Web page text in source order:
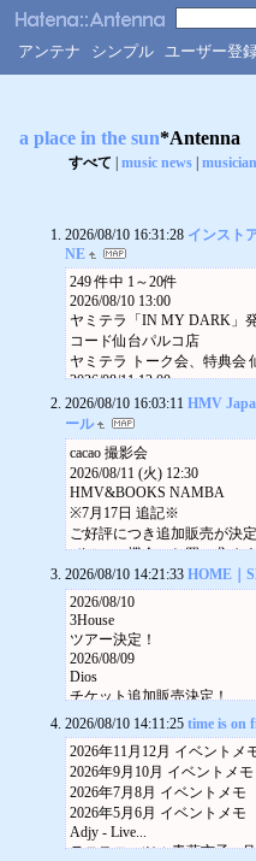
アンテナ シンプル ユーザー登
a place in the sun*Antenna
すべて | music news| musician
2026/08/10 16:31:28 インスト
NE
249 件中 1～20件
2026/08/10 13:00
ヤミテラ「IN MY DARK」
コード仙台パルコ店
ヤミテラ トーク会、特典会
2026/08/11 12:00
BEST ALBUM『Who am I ?
＆特典会@広島駅南口地下広
杉本琢弥 ミニライブ＆特典
【 RapiNz】 シングル『ハ
RapiNz ミニライブ 特典お渡
Luce Twinkle Wink☆「ハー
Luce Twinkle Wink☆ ミニラ
【VYBE/Pulse Beat/FLOP
Pulse Beat
FLOP FLOW
VΛNTHM ミニライブ トー
AKB48 68thシングル『好き
2026/08/18(火) 13:00
グループ握手会
新宿店
詳細
ANTARES LIVE IN JAPAN
2026/08/28(金) 15:00
ミニライブ
アリオ八尾店
詳細
ANTARES
2026/08/10 16:03:11 HMV
ール
cacao 撮影会
2026/08/11 (火) 12:30
HMV&BOOKS NAMBA
※7月17日 追記※
ご好評につき追加販売が決
ぜひこの機会にお買い求め
【追加販売受付期間】
2026年7月24日(金)19:00…
※HMVイベント注意事項※
本人確認受付のご案内（先着
木原瑠生
工藤美桜
MONKEY MAJIK
サイン会
2026/08/20 (木) 18:30
MIDNIGHT DRIVE (Korea)
2026/08/10 (月) 18:00
HMV仙台 E BeanS
梅田真志
2026/08/14 (金) 15:00
2026/08/10 14:21:33 HOME｜
2026/08/10
3House
ツアー決定！
2026/08/09
Dios
チケット追加販売決定！
2026/08/10 14:11:25 time is on
2026年11月12月 イベントメ
2026年9月10月 イベントメモ
2026年7月8月 イベントメモ
2026年5月6月 イベントメモ
Adjy - Live...
テニスコーツ + 青葉市子 -